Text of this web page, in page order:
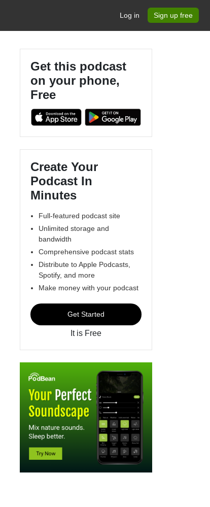
Log in Sign up free
Get this podcast
on your phone,
Free
Create Your
Podcast In
Minutes
Full-featured podcast site
Unlimited storage and
bandwidth
Comprehensive podcast stats
Distribute to Apple Podcasts,
Spotify, and more
Make money with your podcast
Get Started
It is Free